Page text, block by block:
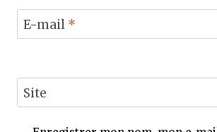
E-mail *
Site